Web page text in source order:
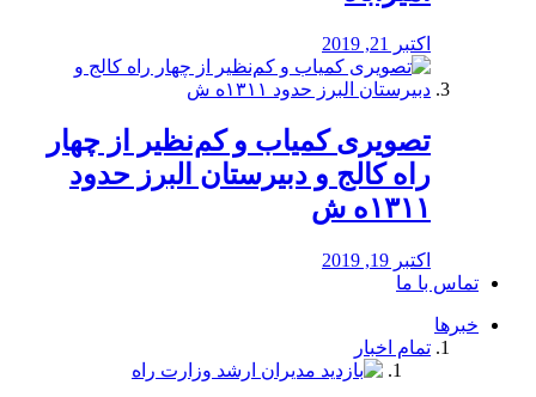
اکتبر 21, 2019
️تصویری کمیاب و کم‌نظیر از چهار
راه كالج و دبيرستان البرز حدود
۱۳۱۱ه ش
اکتبر 19, 2019
تماس با ما
خبرها
تمام اخبار